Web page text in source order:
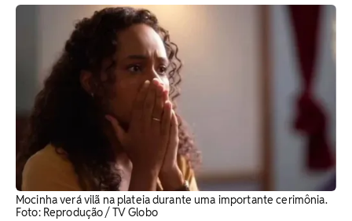
Mocinha verá vilã na plateia durante uma importante cerimônia. ​
Foto: Reprodução / TV Globo